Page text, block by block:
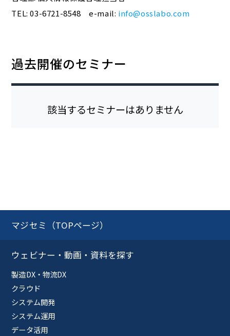
TEL: 03-6721-8548 e-mail: info@osslabo.com
過去開催のセミナー
該当するセミナーはありません
マジセミ（TOPページ）
ウェビナー・動画・資料を探す
製造DX・物流DX
クラウド
システム開発
システム運用
データ活用